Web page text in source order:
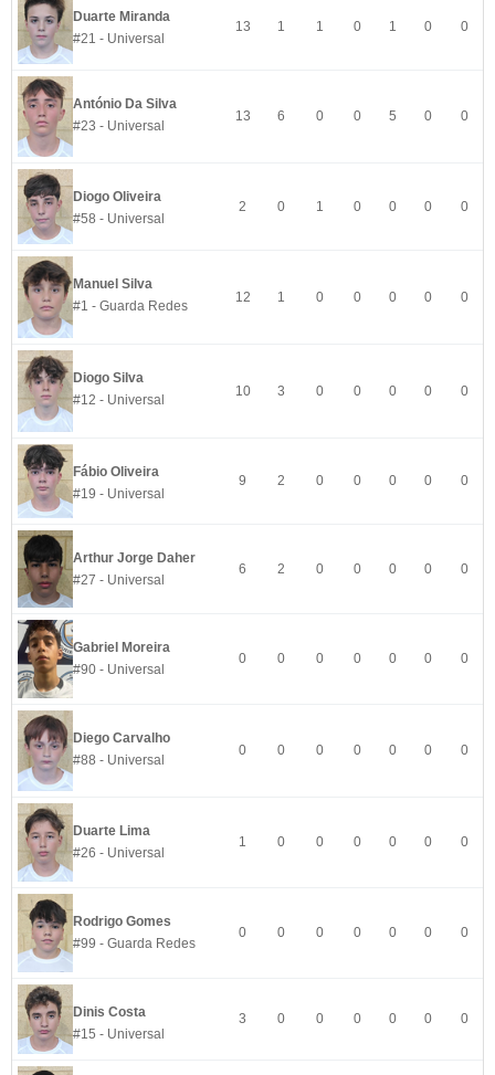
Duarte Miranda
#21 - Universal
13 1 1 0 1 0 0
António Da Silva
#23 - Universal
13 6 0 0 5 0 0
Diogo Oliveira
#58 - Universal
2 0 1 0 0 0 0
Manuel Silva
#1 - Guarda Redes
12 1 0 0 0 0 0
Diogo Silva
#12 - Universal
10 3 0 0 0 0 0
Fábio Oliveira
#19 - Universal
9 2 0 0 0 0 0
Arthur Jorge Daher
#27 - Universal
6 2 0 0 0 0 0
Gabriel Moreira
#90 - Universal
0 0 0 0 0 0 0
Diego Carvalho
#88 - Universal
0 0 0 0 0 0 0
Duarte Lima
#26 - Universal
1 0 0 0 0 0 0
Rodrigo Gomes
#99 - Guarda Redes
0 0 0 0 0 0 0
Dinis Costa
#15 - Universal
3 0 0 0 0 0 0